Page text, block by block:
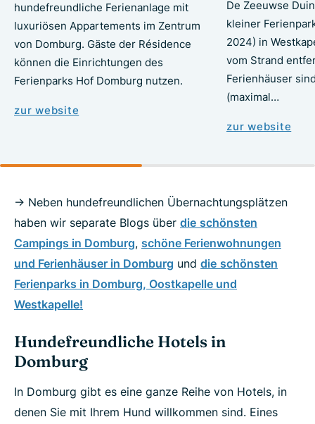
hundefreundliche Ferienanlage mit
luxuriösen Appartements im Zentrum
von Domburg. Gäste der Résidence
können die Einrichtungen des
Ferienparks Hof Domburg nutzen.
zur website
De Zeeuwse
kleiner
2024) in
vom Strand
Ferienhäuser
(maximal…
zur website
-> Neben hundefreundlichen Übernachtungsplätzen
haben wir separate Blogs über die schönsten
Campings in Domburg, schöne Ferienwohnungen
und Ferienhäuser in Domburg und die schönsten
Ferienparks in Domburg, Oostkapelle und
Westkapelle!
Hundefreundliche Hotels in
Domburg
In Domburg gibt es eine ganze Reihe von Hotels, in
denen Sie mit Ihrem Hund willkommen sind. Eines